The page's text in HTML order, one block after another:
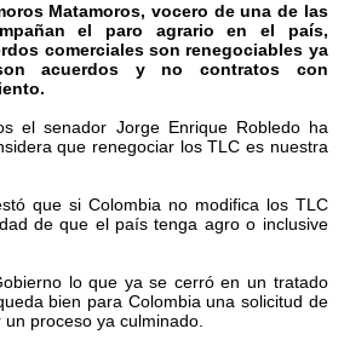
Matamoros, vocero de una de las
el paro agrario en el país,
comerciales son renegociables ya
acuerdos y no contratos con
el senador Jorge Enrique Robledo ha
que renegociar los TLC es nuestra
que si Colombia no modifica los TLC
de que el país tenga agro o inclusive
lo que ya se cerró en un tratado
bien para Colombia una solicitud de
proceso ya culminado.